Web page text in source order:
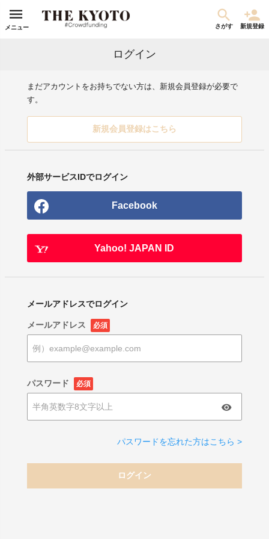
メニュー さがす 新規登録
ログイン
まだアカウントをお持ちでない方は、新規会員登録が必要で
す。
新規会員登録はこちら
外部サービスIDでログイン
Facebook
Yahoo! JAPAN ID
メールアドレスでログイン
メールアドレス 必須
パスワード 必須
パスワードを忘れた方はこちら >
ログイン